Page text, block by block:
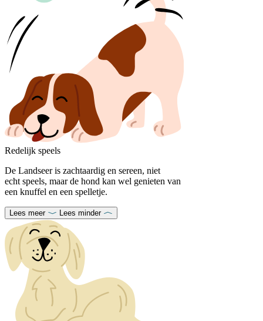
Redelijk speels
De Landseer is zachtaardig en sereen, niet
echt speels, maar de hond kan wel genieten van
een knuffel en een spelletje.
Lees meer Lees minder